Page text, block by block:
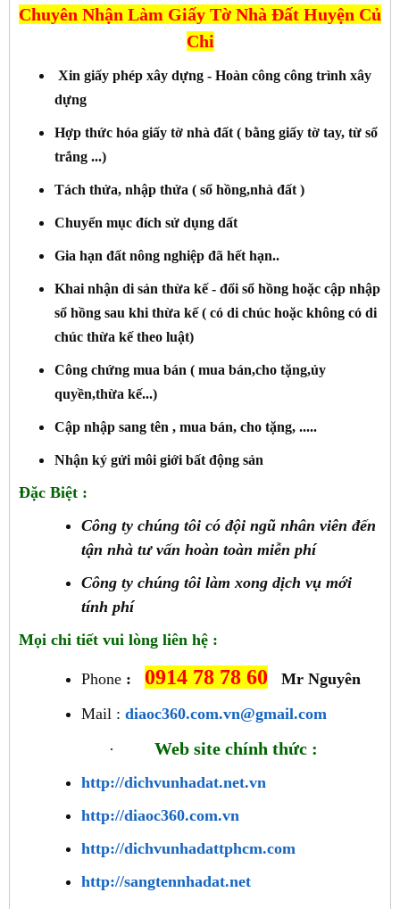
Chuyên Nhận Làm Giấy Tờ Nhà Đất Huyện Củ
Chi
Xin giấy phép xây dựng - Hoàn công công trình xây
dựng
Hợp thức hóa giấy tờ nhà đất ( bằng giấy tờ tay, từ sổ
trắng ...)
Tách thửa, nhập thửa ( sổ hồng,nhà đất )
Chuyển mục đích sử dụng dất
Gia hạn đất nông nghiệp đã hết hạn..
Khai nhận di sản thừa kế - đổi sổ hồng hoặc cập nhập
sổ hồng sau khi thừa kế ( có di chúc hoặc không có di
chúc thừa kế theo luật)
Công chứng mua bán ( mua bán,cho tặng,ủy
quyền,thừa kế...)
Cập nhập sang tên , mua bán, cho tặng, .....
Nhận ký gửi môi giới bất động sản
Đặc Biệt :
Công ty chúng tôi có đội ngũ nhân viên đến
tận nhà tư vấn hoàn toàn miễn phí
Công ty chúng tôi làm xong dịch vụ mới
tính phí
Mọi chi tiết vui lòng liên hệ :
Phone : 0914 78 78 60
Mr Nguyên
Mail : diaoc360.com.vn@gmail.com
·
Web site chính thức :
http://dichvunhadat.net.vn
http://diaoc360.com.vn
http://dichvunhadattphcm.com
http://sangtennhadat.net